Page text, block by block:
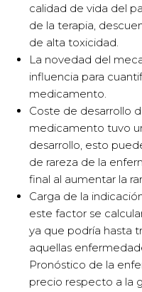
calidad de vida del
de la terapia,
de alta toxicidad.
La novedad del
influencia para
medicamento.
Coste de desarrollo
medicamento tuvo
desarrollo, esto
de rareza de la
final al aumentar la
Carga de la
este factor se
ya que podría hasta
aquellas
Pronóstico de la
precio respecto a la